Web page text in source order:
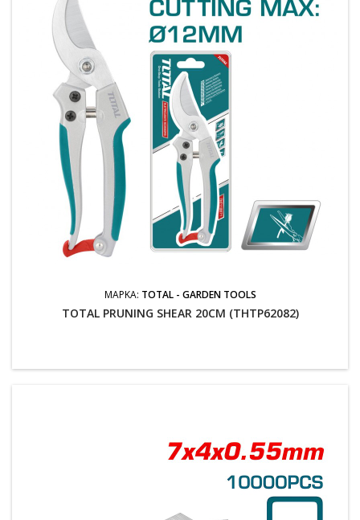
ΜΆΡΚΑ: TOTAL - GARDEN TOOLS
TOTAL PRUNING SHEAR 20CM (THTP62082)